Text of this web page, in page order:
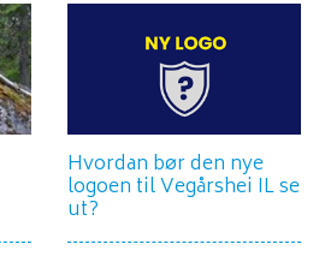
Hvordan bør den nye
logoen til Vegårshei IL se
ut?